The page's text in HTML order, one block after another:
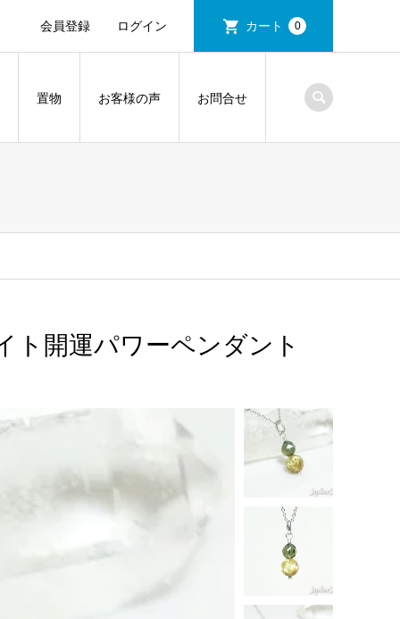
会員登録 ログイン カート 0
置物 お客様の声 お問合せ
ト開運パワーペンダント